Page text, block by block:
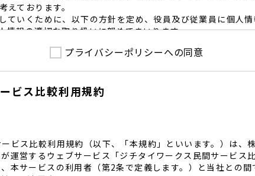
えております。
ていくために、以下の方針を定め、役員及び従業員に個人
情報の適切な取り扱いに努めてまいります。
に係る法令その他の規範を遵守するとともに、本ポリシーの
適切な取得、利用目的の範囲内で利用を致します。
ます。
個人情報を正確かつ安全に保つとともに、不正アクセス・紛
程を整備し、必要かつ適切な措置を講じます。
関する社内のマネジメントシステムを定め、組織体制を整
プライバシーポリシーへの同意
ビス比較利用規約
ビス比較利用規約（以下、「本規約」といいます。）は、
運営するウェブサービス「ジチタイワークス民間サービス
本サービスの利用者（第2条で定義します。）と当社との